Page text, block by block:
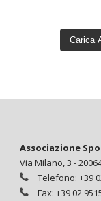
Carica
Associazione
Via Milano, 3 -
Telefono: +39
Fax: +39 02